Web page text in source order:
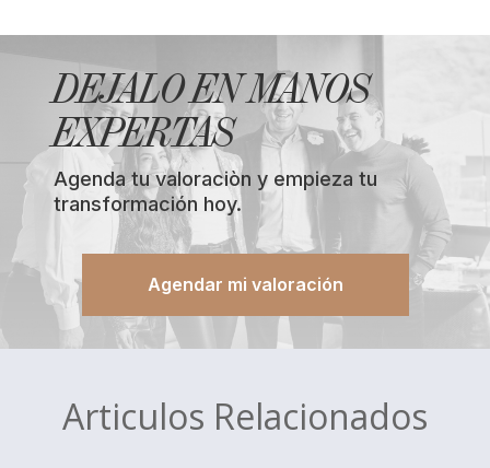
DEJALO EN MANOS
EXPERTAS
Agenda tu valoraciòn y empieza tu
transformación hoy.
Agendar mi valoración
Articulos Relacionados